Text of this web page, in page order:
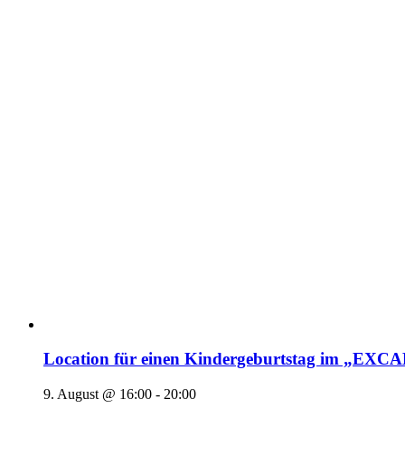
Location für einen Kindergeburtstag im
9. August @ 16:00 - 20:00